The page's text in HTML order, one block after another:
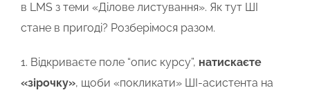
в LMS з теми «Ділове листування». Як тут ШІ
стане в пригоді? Розберімося разом.
1. Відкриваєте поле “опис курсу”, натискаєте
«зірочку», щоби «покликати» ШІ-асистента на